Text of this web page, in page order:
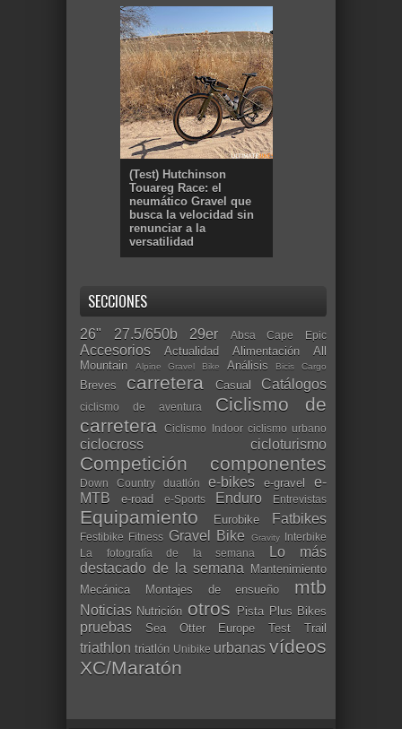
(Test) Hutchinson
Touareg Race: el
neumático Gravel que
busca la velocidad sin
renunciar a la
versatilidad
SECCIONES
26" 27.5/650b 29er Absa Cape Epic
Accesorios Actualidad Alimentación
All
Mountain
Alpine Gravel Bike Análisis Bicis Cargo
Breves carretera Casual Catálogos
ciclismo de aventura
Ciclismo de
carretera
Ciclismo Indoor ciclismo urbano
ciclocross cicloturismo
Competición componentes
Down Country duatlón e-bikes e-gravel
e-
MTB
e-road e-Sports Enduro Entrevistas
Equipamiento Eurobike Fatbikes
Festibike Fitness Gravel Bike Gravity
Interbike
La fotografía de la semana
Lo más
destacado de la semana Mantenimiento
Mecánica
Montajes de ensueño mtb
Noticias Nutrición otros Pista Plus Bikes
pruebas Sea Otter Europe Test Trail
triathlon triatlón Unibike urbanas vídeos
XC/Maratón